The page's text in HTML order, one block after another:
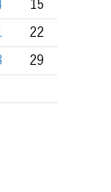
15
22
29